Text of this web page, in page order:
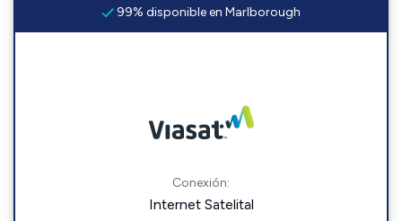
99% disponible en Marlborough
Conexión:
Internet Satelital